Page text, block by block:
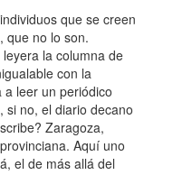
que se creen
que no lo son.
la columna de
con la
leer un periódico
si no, el diario decano
Zaragoza,
Aquí uno
el de más allá del